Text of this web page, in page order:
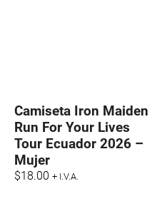
Camiseta Iron Maiden
Run For Your Lives
Tour Ecuador 2026 –
Mujer
$18.00 + I.V.A.